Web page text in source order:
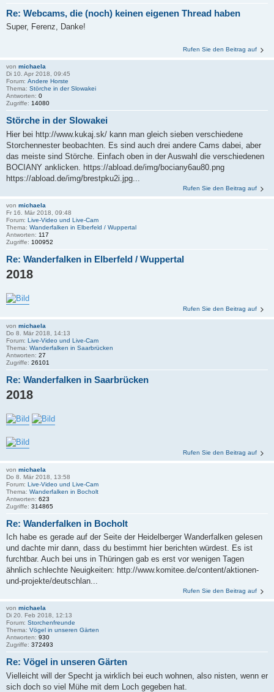
Re: Webcams, die (noch) keinen eigenen Thread haben
Super, Ferenz, Danke!
Rufen Sie den Beitrag auf
von michaela
Di 10. Apr 2018, 09:45
Forum: Andere Horste
Thema: Störche in der Slowakei
Antworten: 0
Zugriffe: 14080
Störche in der Slowakei
Hier bei http://www.kukaj.sk/ kann man gleich sieben verschiedene
Storchennester beobachten. Es sind auch drei andere Cams dabei, aber
das meiste sind Störche. Einfach oben in der Auswahl die verschiedenen
BOCIANY anklicken. https://abload.de/img/bociany6au80.png
https://abload.de/img/brestpku2i.jpg...
Rufen Sie den Beitrag auf
von michaela
Fr 16. Mär 2018, 09:48
Forum: Live-Video und Live-Cam
Thema: Wanderfalken in Elberfeld / Wuppertal
Antworten: 117
Zugriffe: 100952
Re: Wanderfalken in Elberfeld / Wuppertal
2018
Rufen Sie den Beitrag auf
von michaela
Do 8. Mär 2018, 14:13
Forum: Live-Video und Live-Cam
Thema: Wanderfalken in Saarbrücken
Antworten: 27
Zugriffe: 26101
Re: Wanderfalken in Saarbrücken
2018
Rufen Sie den Beitrag auf
von michaela
Do 8. Mär 2018, 13:58
Forum: Live-Video und Live-Cam
Thema: Wanderfalken in Bocholt
Antworten: 623
Zugriffe: 314865
Re: Wanderfalken in Bocholt
Ich habe es gerade auf der Seite der Heidelberger Wanderfalken gelesen
und dachte mir dann, dass du bestimmt hier berichten würdest. Es ist
furchtbar. Auch bei uns in Thüringen gab es erst vor wenigen Tagen
ähnlich schlechte Neuigkeiten: http://www.komitee.de/content/aktionen-
und-projekte/deutschlan...
Rufen Sie den Beitrag auf
von michaela
Di 20. Feb 2018, 12:13
Forum: Storchenfreunde
Thema: Vögel in unseren Gärten
Antworten: 930
Zugriffe: 372493
Re: Vögel in unseren Gärten
Vielleicht will der Specht ja wirklich bei euch wohnen, also nisten, wenn er
sich doch so viel Mühe mit dem Loch gegeben hat.